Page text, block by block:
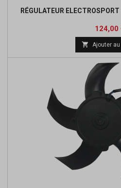
RÉGULATEUR
Prix
124,00
 Ajouter